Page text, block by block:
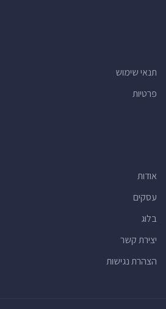
תנאי שימוש
פרטיות
אודות
עסקים
בלוג
יצירת קשר
הצהרת נגישות